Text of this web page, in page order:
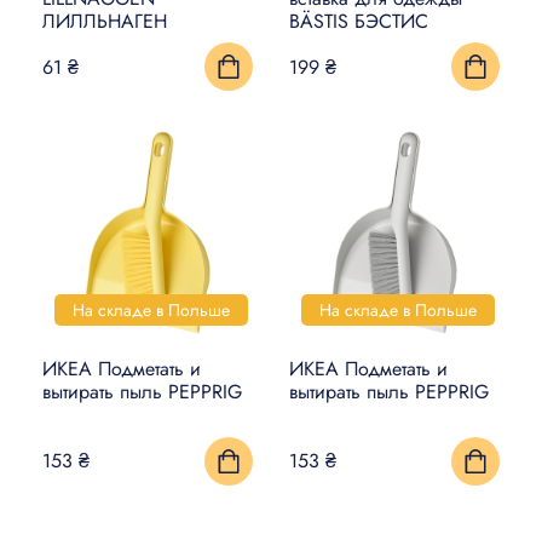
УМНЫЙ ДОМ
КОВРЫ, МАТЫ И ПОЛЫ
БЫТОВАЯ ЭЛЕКТРОНИКА
ТОВАРЫ ДЛЯ ЖИВОТНЫХ
ЛИЛЛЬНАГЕН
61 ₴
BÄSTIS БЭСТИС
199 ₴
На складе в Польше
ИКЕА Подметать и
вытирать пыль PEPPRIG
153 ₴
На складе в Польше
ИКЕА Подметать и
вытирать пыль PEPPRIG
153 ₴